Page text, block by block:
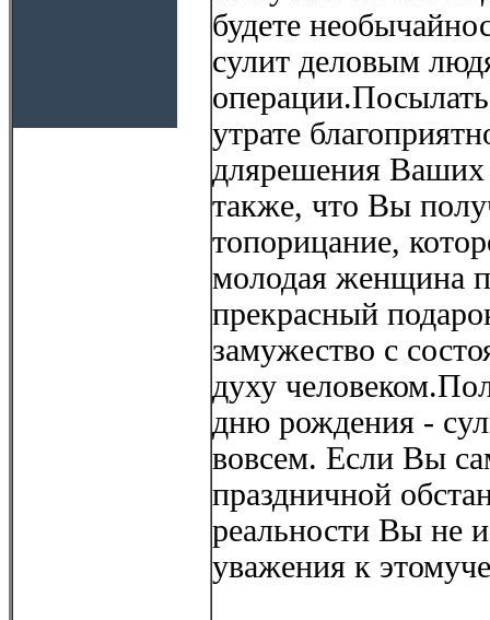
будете
сулит деловым
утрате
длярешения
также, что Вы
топорицание,
молодая женщина
прекрасный
замужество с
духу
дню рождения -
вовсем. Если Вы
праздничной
реальности Вы не
уважения к